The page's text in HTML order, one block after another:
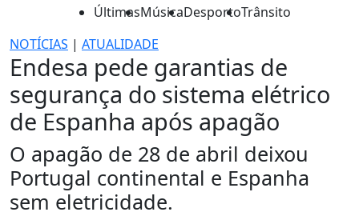
ÚltimasMúsicaDesportoTrânsito
NOTÍCIAS | ATUALIDADE
Endesa pede garantias de
segurança do sistema elétrico
de Espanha após apagão
O apagão de 28 de abril deixou
Portugal continental e Espanha
sem eletricidade.